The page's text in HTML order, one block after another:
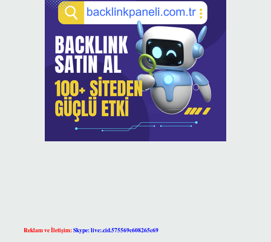
Reklam ve İletişim:Skype: live:.cid.575569c608265c69